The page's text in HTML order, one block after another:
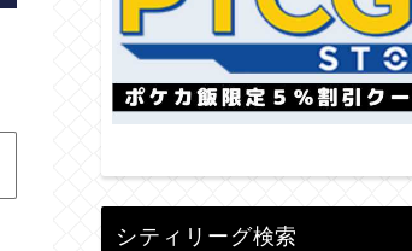
シティリーグ検索